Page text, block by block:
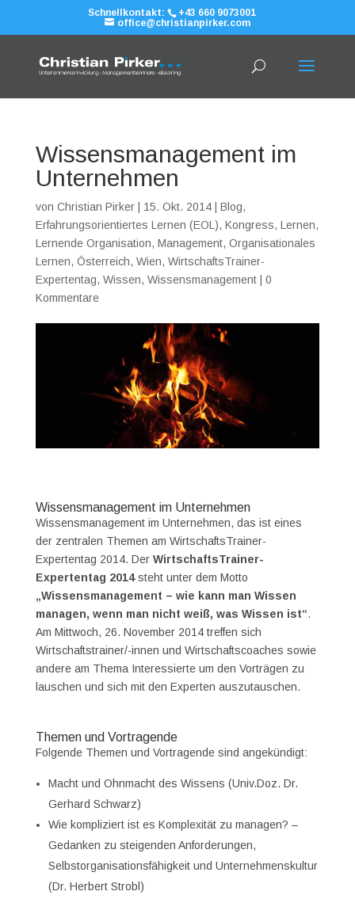
Schnellkontakt:
+43 660 9073001
office@christianpirker.com
Wissensmanagement im
Unternehmen
von Christian Pirker| 15. Okt. 2014| Blog,
Erfahrungsorientiertes Lernen (EOL), Kongress, Lernen,
Lernende Organisation, Management, Organisationales
Lernen, Österreich, Wien, WirtschaftsTrainer-
Expertentag, Wissen, Wissensmanagement| 0
Kommentare
Wissensmanagement im Unternehmen
Wissensmanagement im Unternehmen, das ist eines
der zentralen Themen am WirtschaftsTrainer-
Expertentag 2014. Der WirtschaftsTrainer-
Expertentag 2014steht unter dem Motto
„Wissensmanagement – wie kann man Wissen
managen, wenn man nicht weiß, was Wissen ist“.
Am Mittwoch, 26. November 2014 treffen sich
Wirtschaftstrainer/-innen und Wirtschaftscoaches sowie
andere am Thema Interessierte um den Vorträgen zu
lauschen und sich mit den Experten auszutauschen.
Themen und Vortragende
Folgende Themen und Vortragende sind angekündigt:
Macht und Ohnmacht des Wissens (Univ.Doz. Dr.
Gerhard Schwarz)
Wie kompliziert ist es Komplexität zu managen? –
Gedanken zu steigenden Anforderungen,
Selbstorganisationsfähigkeit und Unternehmenskultur
(Dr. Herbert Strobl)